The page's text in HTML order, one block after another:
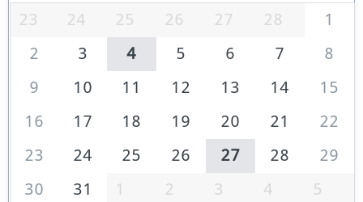
23 24 25 26 27 28
1
2
3 4 5 6 7
8
9
10 11 12 13 14
15
16
17 18 19 20 21
22
23
24 25 26 27 28
29
30
31 1 2 3 4 5